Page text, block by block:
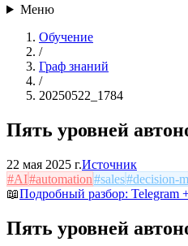
Меню
Обучение
/
Граф знаний
/
20250522_1784
Пять уровней
22 мая 2025 г.Источник
#AI#automation#sales#decision-
📖Подробный разбор: Telegram
Пять уровней